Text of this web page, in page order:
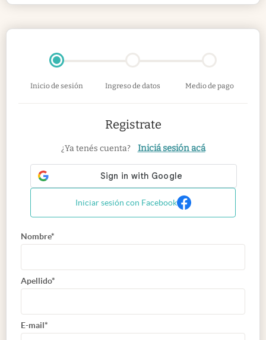
Inicio de sesión Ingreso de datos Medio de pago
Registrate
¿Ya tenés cuenta? Iniciá sesión acá
Iniciar sesión con Facebook
Nombre*
Apellido*
E-mail*